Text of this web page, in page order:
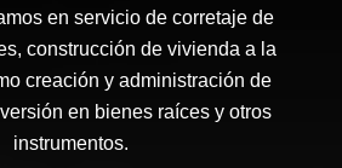
en servicio de corretaje de
construcción de vivienda a la
creación y administración de
en bienes raíces y otros
instrumentos.